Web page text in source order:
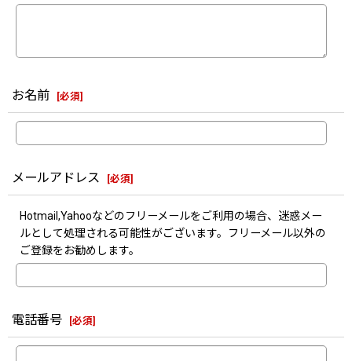
お名前 [必須]
メールアドレス [必須]
Hotmail,Yahooなどのフリーメールをご利用の場合、迷惑メー
ルとして処理される可能性がございます。フリーメール以外の
ご登録をお勧めします。
電話番号 [必須]